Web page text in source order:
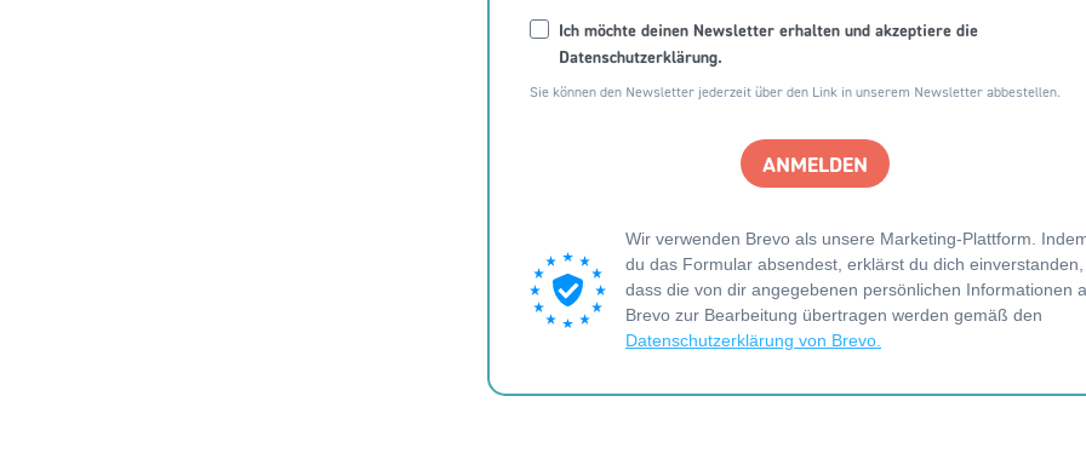
Ich möchte deinen Newsletter erhalten und akzeptiere die
Datenschutzerklärung.
Sie können den Newsletter jederzeit über den Link in unserem Newsletter abbestellen.
ANMELDEN
Wir verwenden Brevo als unsere Marketing-Plattform.
du das Formular absendest, erklärst du dich einverstanden,
dass die von dir angegebenen persönlichen Informationen
Brevo zur Bearbeitung übertragen werden gemäß den
Datenschutzerklärung von Brevo.